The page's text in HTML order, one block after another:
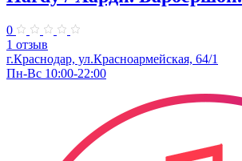
0
1 отзыв
г.Краснодар, ул.Красноармейская, 64/1
Пн-Вс 10:00-22:00